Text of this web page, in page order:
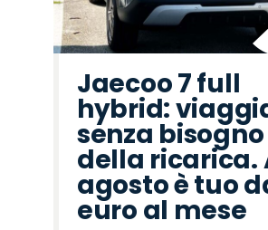
Jaecoo 7 full
hybrid:
senza bisogno
della ricarica.
agosto è tuo
euro al mese